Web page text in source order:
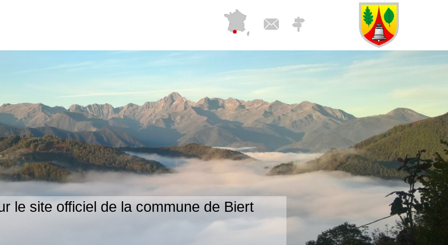
le site officiel de la commune de Biert